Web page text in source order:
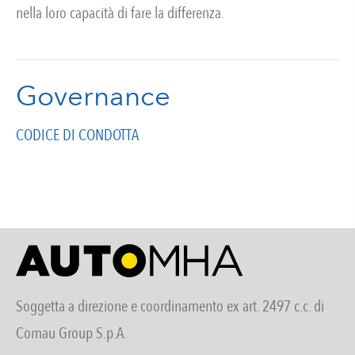
nella loro capacità di fare la differenza.
Governance
CODICE DI CONDOTTA
Soggetta a direzione e coordinamento ex art. 2497 c.c. di
Comau Group S.p.A.